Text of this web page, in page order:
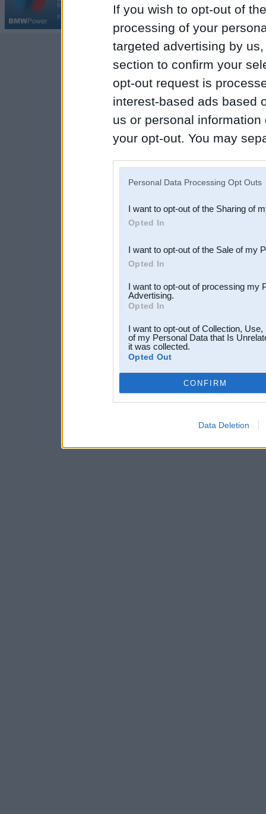
If you wish to opt-out of
processing of your
targeted advertising by
section to confirm your
opt-out request is
interest-based ads based
us or personal
your opt-out. You may
Downstream Participants
third parties.
Personal Data Processing Opt Outs
I want to opt-out of the Sharing of
Opted In
I want to opt-out of the Sale of my
Opted In
I want to opt-out of processing my
Advertising.
Opted In
I want to opt-out of Collection,
of my Personal Data that Is
it was collected.
Opted Out
CONFIRM
Data Deletion
BMW AG.
Par BMWPower
|Reklāma
Galvena |